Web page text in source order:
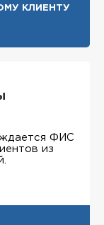
КЛИЕНТУ
ФИС
из